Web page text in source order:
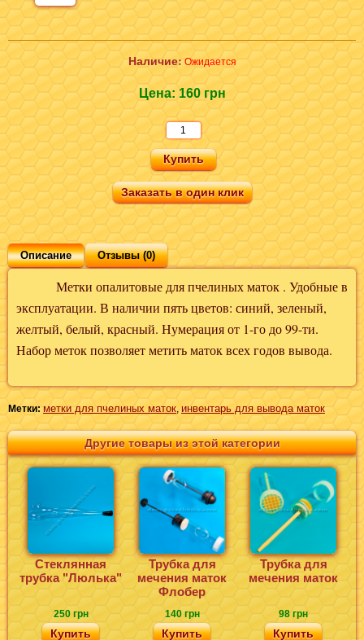
Наличие:Ожидается
Цена: 160 грн
Заказать в один клик
Описание Отзывы (0)
Метки опалитовые для пчелиных маток . Удобные в
эксплуатации. В наличии пять цветов: синий, зеленый,
желтый, белый, красный. Нумерация от 1-го до 99-ти.
Набор меток позволяет метить маток всех годов вывода.
Метки: метки для пчелиных маток, инвентарь для вывода маток
Другие товары из этой категории
Стеклянная
трубка "Люлька"
250 грн
Купить
Трубка для
мечения маток
Флобер
140 грн
Купить
Трубка для
мечения маток
98 грн
Купить